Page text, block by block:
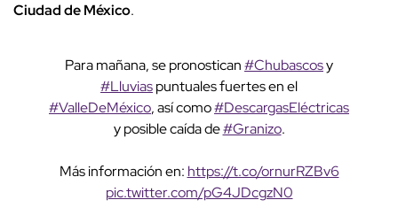
Ciudad de México.
Para mañana, se pronostican#Chubascosy
#Lluviaspuntuales fuertes en el
#ValleDeMéxico, así como#DescargasEléctricas
y posible caída de#Granizo.
Más información en: https://t.co/ornurRZBv6
pic.twitter.com/pG4JDcgzN0